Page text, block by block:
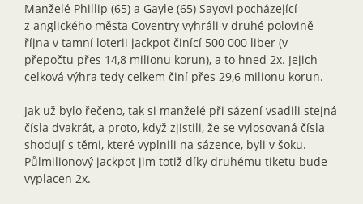
Manželé Phillip (65) a Gayle (65) Sayovi pocházející
z anglického města Coventry vyhráli v druhé polovině
října v tamní loterii jackpot činící 500 000 liber (v
přepočtu přes 14,8 milionu korun), a to hned 2x. Jejich
celková výhra tedy celkem činí přes 29,6 milionu korun.
Jak už bylo řečeno, tak si manželé při sázení vsadili stejná
čísla dvakrát, a proto, když zjistili, že se vylosovaná čísla
shodují s těmi, které vyplnili na sázence, byli v šoku.
Půlmilionový jackpot jim totiž díky druhému tiketu bude
vyplacen 2x.